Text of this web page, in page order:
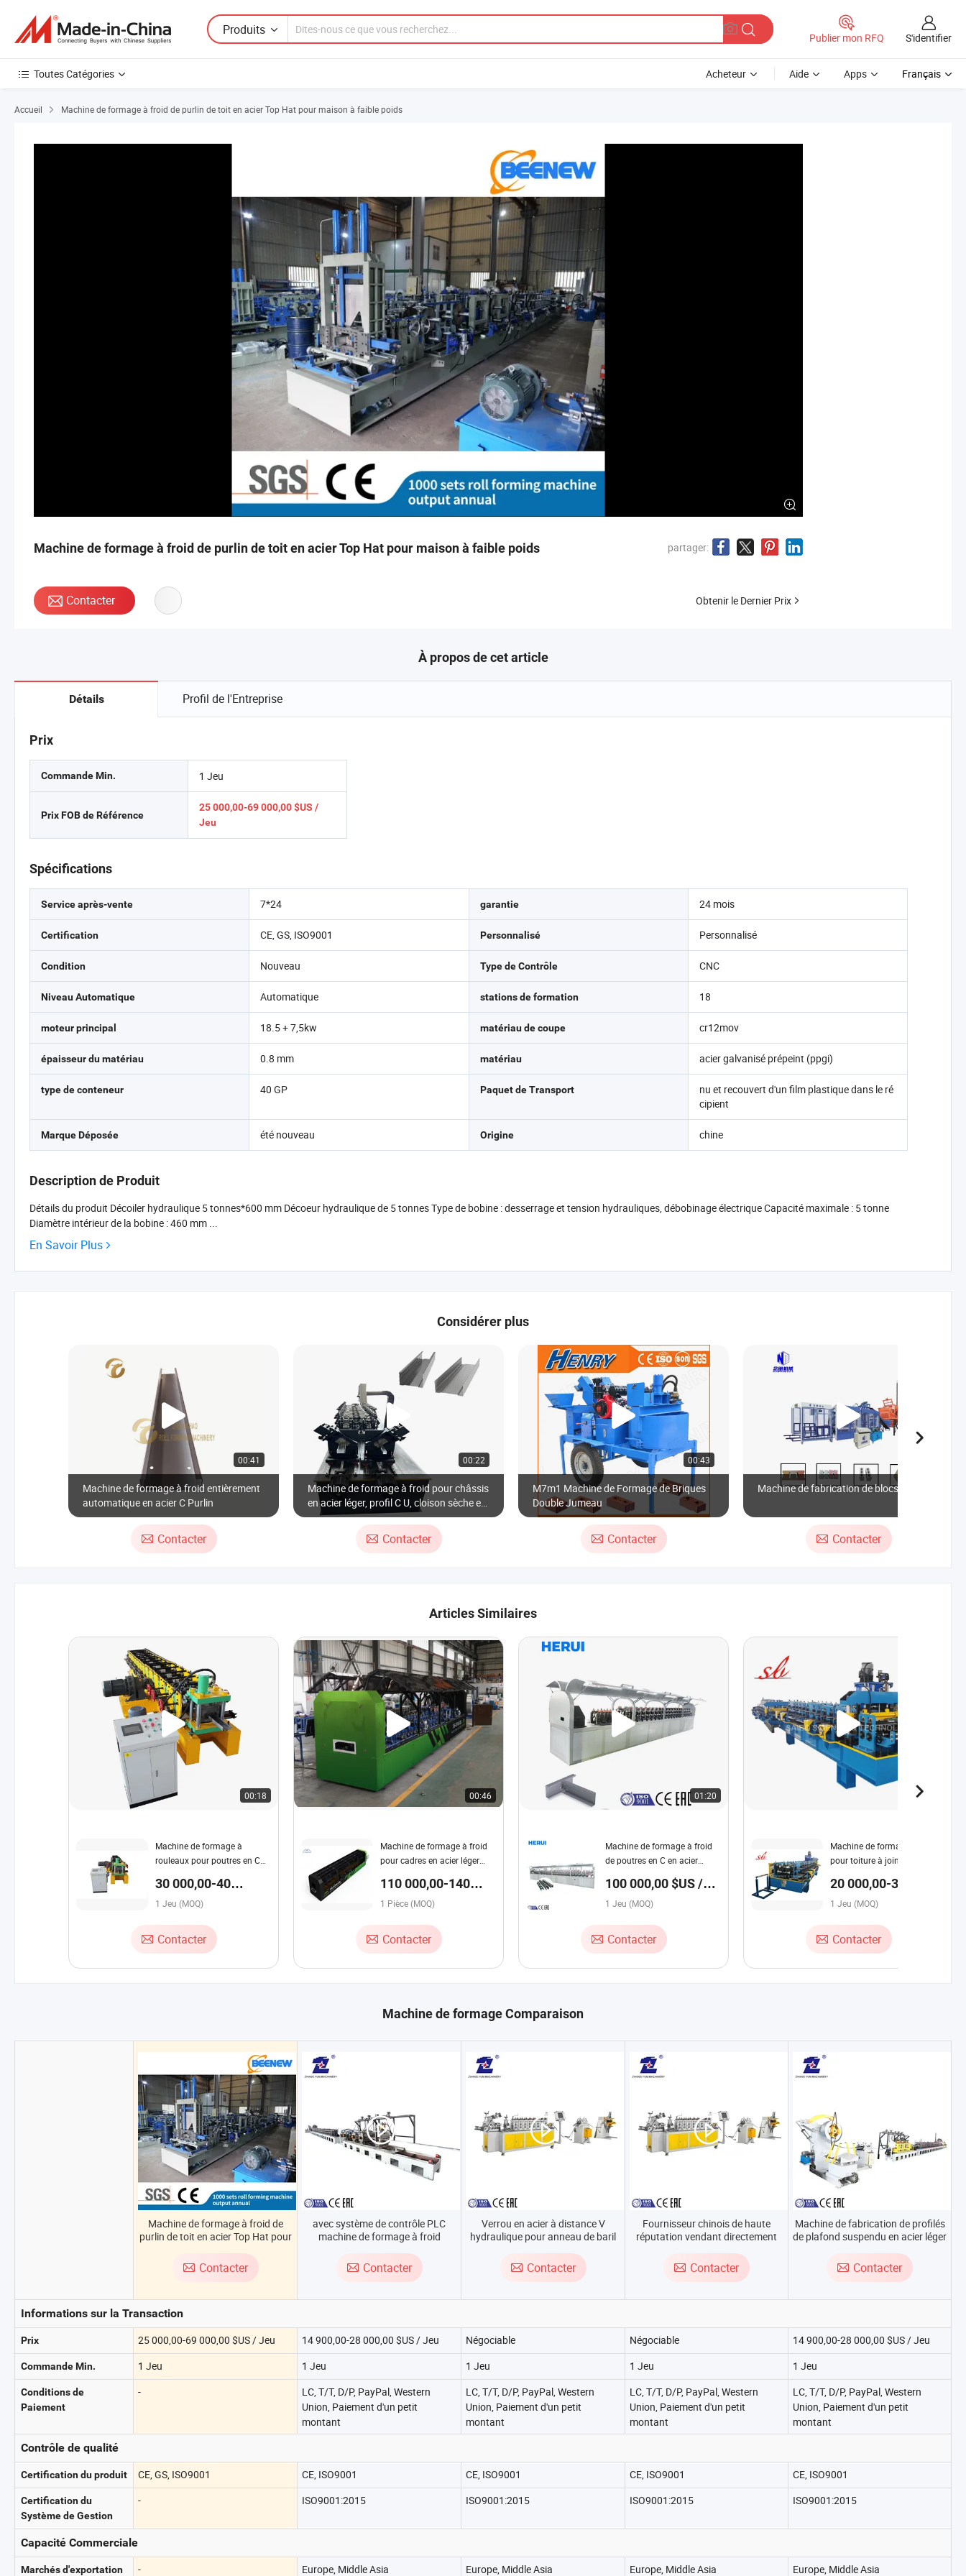
Produits
Publier mon RFQ S'identifier
Toutes Catégories Acheteur Aide Apps Français
Accueil Machine de formage à froid de purlin de toit en acier Top Hat pour maison à faible poids
Machine de formage à froid de purlin de toit en acier Top Hat pour maison à faible poids partager:
Contacter Obtenir le Dernier Prix
À propos de cet article
Détails Profil de l'Entreprise
Prix
Commande Min.
Prix FOB de Référence
1 Jeu
25 000,00-69 000,00 $US /
Jeu
Spécifications
Service après-vente 7*24 garantie 24 mois
Certification CE, GS, ISO9001 Personnalisé Personnalisé
Condition Nouveau Type de Contrôle CNC
Niveau Automatique Automatique stations de formation 18
moteur principal 18.5 + 7,5kw matériau de coupe cr12mov
épaisseur du matériau 0.8 mm matériau acier galvanisé prépeint (ppgi)
type de conteneur 40 GP Paquet de Transport
nu et recouvert d'un film plastique dans le ré
cipient
Marque Déposée été nouveau Origine chine
Description de Produit
Détails du produit Décoiler hydraulique 5 tonnes*600 mm Décoeur hydraulique de 5 tonnes Type de bobine : desserrage et tension hydrauliques, débobinage électrique Capacité maximale : 5 tonne
Diamètre intérieur de la bobine : 460 mm ...
En Savoir Plus
Considérer plus
00:41
Machine de formage à froid entièrement
automatique en acier C Purlin
Contacter
00:22
Machine de formage à froid pour châssis
en acier léger, profil C U, cloison sèche et
purlin, machine de formage de montants
et de rails en métalContacter
00:43
M7m1 Machine de Formage de Briques
Double Jumeau
Contacter
Machine de fabrication de blocs en béton
Contacter
Articles Similaires
00:18
Machine de formage à
rouleaux pour poutres en C
30 000,00-40
000,00 $US / Jeu
1 Jeu (MOQ)
Contacter
00:46
Machine de formage à froid
pour cadres en acier léger
contrôle CNC
110 000,00-140
000,00 $US / Pièce
1 Pièce (MOQ)
Contacter
01:20
Machine de formage à froid
de poutres en C en acier
(contrôlée par PLC)
100 000,00 $US /
Jeu
1 Jeu (MOQ)
Contacter
00:44
Machine de formage à froid
pour toiture à joint debout
20 000,00-30
000,00 $US / Jeu
1 Jeu (MOQ)
Contacter
Machine de formage Comparaison
Machine de formage à froid de
purlin de toit en acier Top Hat pour
Contacter
avec système de contrôle PLC
machine de formage à froid
léger en forme de C
Contacter
Verrou en acier à distance V
hydraulique pour anneau de baril
fabrication
Contacter
Fournisseur chinois de haute
réputation vendant directement
personnalisées pour cerceaux de
baril
Contacter
Machine de fabrication de profilés
de plafond suspendu en acier léger
Contacter
Informations sur la Transaction
Prix 25 000,00-69 000,00 $US / Jeu 14 900,00-28 000,00 $US / Jeu Négociable Négociable 14 900,00-28 000,00 $US / Jeu
Commande Min. 1 Jeu 1 Jeu 1 Jeu 1 Jeu 1 Jeu
Conditions de
Paiement
-
LC, T/T, D/P, PayPal, Western
Union, Paiement d'un petit
montant
LC, T/T, D/P, PayPal, Western
Union, Paiement d'un petit
montant
LC, T/T, D/P, PayPal, Western
Union, Paiement d'un petit
montant
LC, T/T, D/P, PayPal, Western
Union, Paiement d'un petit
montant
Contrôle de qualité
Certification du produit CE, GS, ISO9001 CE, ISO9001 CE, ISO9001 CE, ISO9001 CE, ISO9001
Certification du
Système de Gestion
- ISO9001:2015 ISO9001:2015 ISO9001:2015 ISO9001:2015
Capacité Commerciale
Marchés d'exportation - Europe, Middle Asia Europe, Middle Asia Europe, Middle Asia Europe, Middle Asia